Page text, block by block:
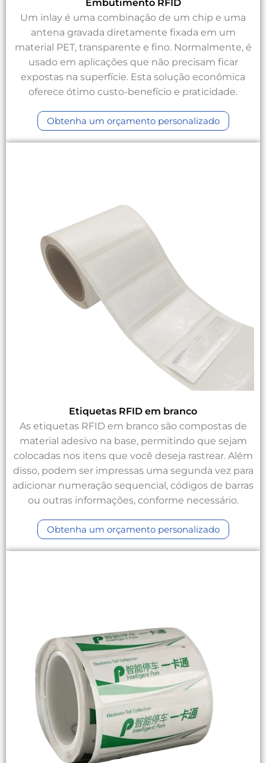
Embutimento RFID
Um inlay é uma combinação de um chip e uma
antena gravada diretamente fixada em um
material PET, transparente e fino. Normalmente, é
usado em aplicações que não precisam ficar
expostas na superfície. Esta solução econômica
oferece ótimo custo-benefício e praticidade.
Obtenha um orçamento personalizado
Etiquetas RFID em branco
As etiquetas RFID em branco são compostas de
material adesivo na base, permitindo que sejam
colocadas nos itens que você deseja rastrear. Além
disso, podem ser impressas uma segunda vez para
adicionar numeração sequencial, códigos de barras
ou outras informações, conforme necessário.
Obtenha um orçamento personalizado